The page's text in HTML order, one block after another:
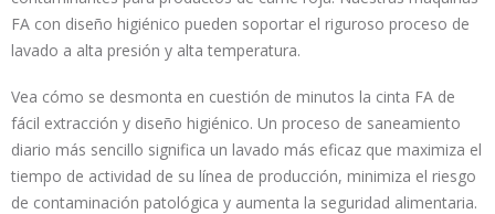
FA con diseño higiénico pueden soportar el riguroso proceso de
lavado a alta presión y alta temperatura.
Vea cómo se desmonta en cuestión de minutos la cinta FA de
fácil extracción y diseño higiénico. Un proceso de saneamiento
diario más sencillo significa un lavado más eficaz que maximiza el
tiempo de actividad de su línea de producción, minimiza el riesgo
de contaminación patológica y aumenta la seguridad alimentaria.